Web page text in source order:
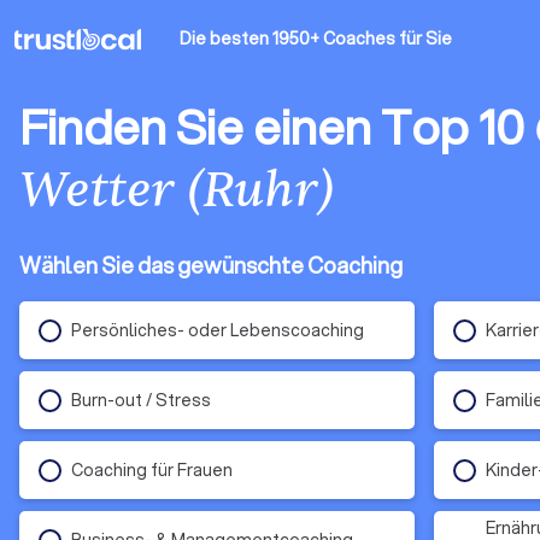
Die besten 1950+ Coaches für Sie
Finden Sie einen Top 10
Wetter (Ruhr)
Wählen Sie das gewünschte Coaching
Persönliches- oder Lebenscoaching
Burn-out / Stress
Coaching für Frauen